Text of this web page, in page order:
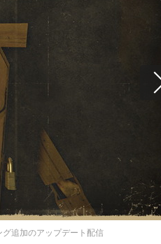
追加のアップデート配信